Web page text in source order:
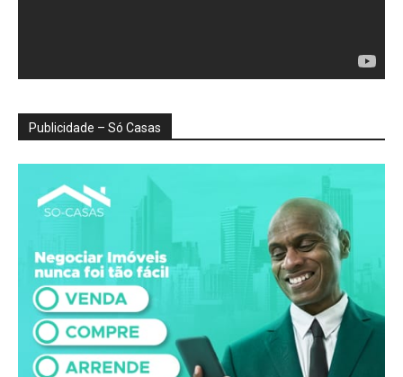
Publicidade – Só Casas